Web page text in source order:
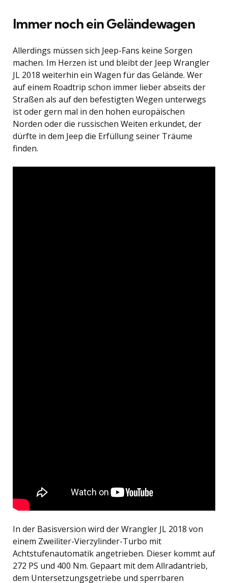
Immer noch ein Geländewagen
Allerdings müssen sich Jeep-Fans keine Sorgen
machen. Im Herzen ist und bleibt der Jeep Wrangler
JL 2018 weiterhin ein Wagen für das Gelände. Wer
auf einem Roadtrip schon immer lieber abseits der
Straßen als auf den befestigten Wegen unterwegs
ist oder gern mal in den hohen europäischen
Norden oder die russischen Weiten erkundet, der
dürfte in dem Jeep die Erfüllung seiner Träume
finden.
In der Basisversion wird der Wrangler JL 2018 von
einem Zweiliter-Vierzylinder-Turbo mit
Achtstufenautomatik angetrieben. Dieser kommt auf
272 PS und 400 Nm. Gepaart mit dem Allradantrieb,
dem Untersetzungsgetriebe und sperrbaren